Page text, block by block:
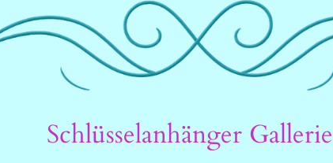
Schlüsselanhänger